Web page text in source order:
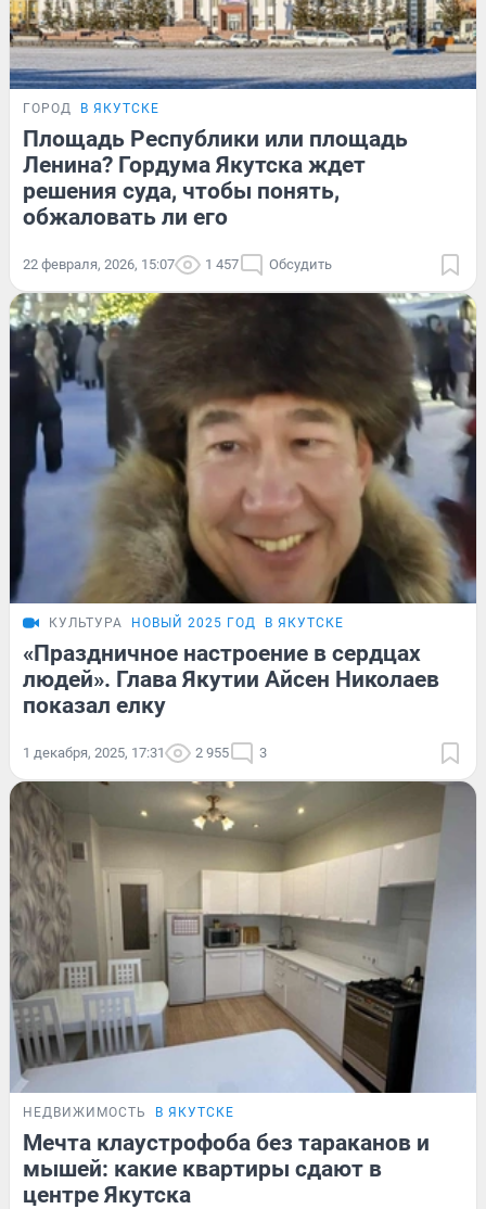
ГОРОД В ЯКУТСКЕ
Площадь Республики или площадь
Ленина? Гордума Якутска ждет
решения суда, чтобы понять,
обжаловать ли его
22 февраля, 2026, 15:07 1 457 Обсудить
КУЛЬТУРА НОВЫЙ 2025 ГОД В ЯКУТСКЕ
«Праздничное настроение в сердцах
людей». Глава Якутии Айсен Николаев
показал елку
1 декабря, 2025, 17:31 2 955 3
НЕДВИЖИМОСТЬ В ЯКУТСКЕ
Мечта клаустрофоба без тараканов и
мышей: какие квартиры сдают в
центре Якутска